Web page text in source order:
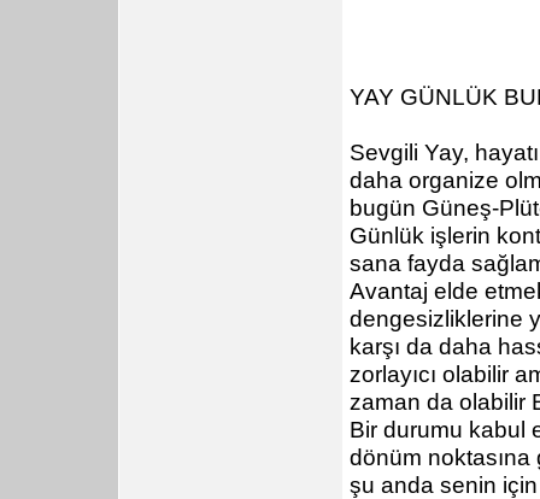
YAY GÜNLÜK
Sevgili Yay,
daha organize
bugün Güneş-
Günlük işlerin
sana fayda
Avantaj elde
dengesizliklerine
karşı da daha
zorlayıcı olabilir
zaman da olabilir
Bir durumu kabul
dönüm
şu anda senin